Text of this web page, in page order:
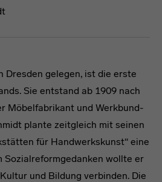
Dresden gelegen, ist die erste
Sie entstand ab 1909 nach
Möbelfabrikant und Werkbund-
plante zeitgleich mit seinen
für Handwerkskunst“ eine
Sozialreformgedanken wollte er
und Bildung verbinden. Die